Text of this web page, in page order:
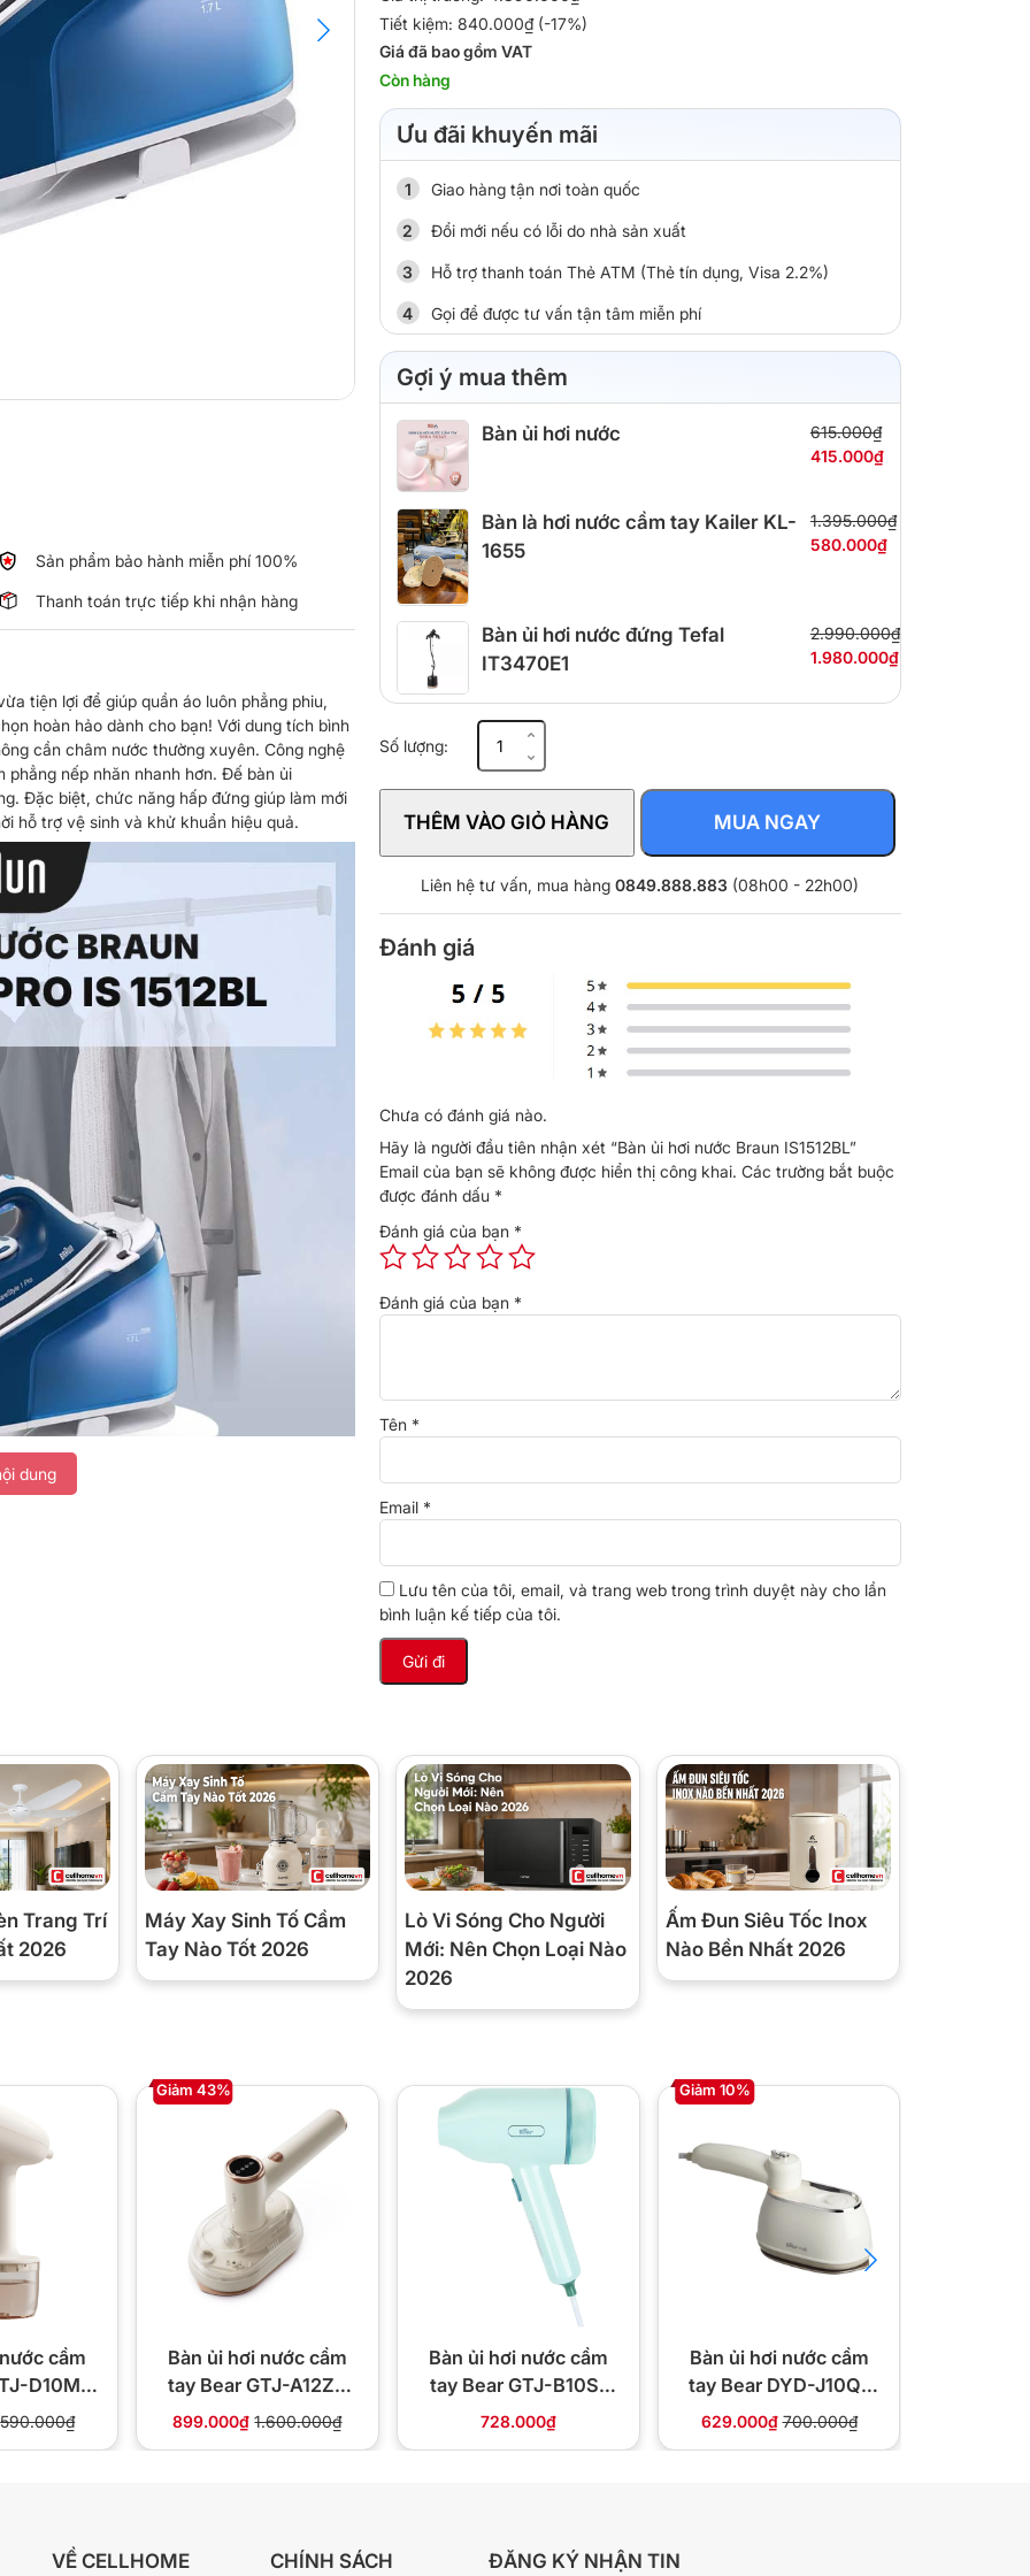
Sản phẩm bảo hành miễn phí 100%
Thanh toán trực tiếp khi nhận hàng
tiện lợi để giúp quần áo luôn phẳng phiu,
hoàn hảo dành cho bạn! Với dung tích bình
cần châm nước thường xuyên. Công nghệ
phẳng nếp nhăn nhanh hơn. Đế bàn ủi
Đặc biệt, chức năng hấp đứng giúp làm mới
hỗ trợ vệ sinh và khử khuẩn hiệu quả.
tạo ra lượng hơi nước nhiều gấp
thể tiết kiệm đến 50% thời gian ủi, chỉ cần
sâu vào từng sợi vải, giúp làm mềm và làm
chóng.
dung
Tiết kiệm: 840.000₫ (-17%)
Giá đã bao gồm VAT
Còn hàng
Ưu đãi khuyến mãi
Giao hàng tận nơi toàn quốc
Đổi mới nếu có lỗi do nhà sản xuất
Hỗ trợ thanh toán Thẻ ATM (Thẻ tín dụng, Visa 2.2%)
Gọi để được tư vấn tận tâm miễn phí
Gợi ý mua thêm
Bàn ủi hơi nước
615.000₫
415.000₫
Bàn là hơi nước cầm tay Kailer KL-
1655
1.395.000₫
580.000₫
Bàn ủi hơi nước đứng Tefal
IT3470E1
2.990.000₫
1.980.000₫
Số lượng:ủi
Braun
IS1512BL
số
lượng
THÊM VÀO GIỎ HÀNG MUA NGAY
Liên hệ tư vấn, mua hàng 0849.888.883 (08h00 - 22h00)
Đánh giá
Chưa có đánh giá nào.
Hãy là người đầu tiên nhận xét “Bàn ủi hơi nước Braun IS1512BL”
Email của bạn sẽ không được hiển thị công khai. Các trường bắt buộc
được đánh dấu *
Đánh giá của bạn *
Đánh giá của bạn *
Tên *
Email *
Lưu tên của tôi, email, và trang web trong trình duyệt này cho lần
bình luận kế tiếp của tôi.
Trang Trí
2026
Máy Xay Sinh Tố Cầm
Tay Nào Tốt 2026
Lò Vi Sóng Cho Người
Mới: Nên Chọn Loại Nào
2026
Ấm Đun Siêu Tốc Inox
Nào Bền Nhất 2026
cầm
D10M1
590.000₫
Giảm 43%
Bàn ủi hơi nước cầm
tay Bear GTJ-A12Z2
1200W
899.000₫ 1.600.000₫
Bàn ủi hơi nước cầm
tay Bear GTJ-B10S1
1000W
728.000₫
Giảm 10%
Bàn ủi hơi nước cầm
tay Bear DYD-J10Q1
1050W
629.000₫ 700.000₫
VỀ CELLHOME CHÍNH SÁCH ĐĂNG KÝ NHẬN TIN